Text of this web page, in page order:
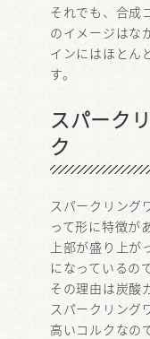
それでも、合成
のイメージはな
インにはほとん
す。
スパーク
ク
スパークリング
って形に特徴が
上部が盛り上が
になっているの
その理由は炭酸
スパークリング
高いコルクなの